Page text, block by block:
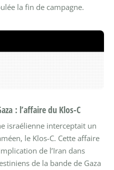
la fin de campagne.
: l’affaire du Klos-C
israélienne interceptait un
le Klos-C. Cette affaire
de l’Iran dans
de la bande de Gaza